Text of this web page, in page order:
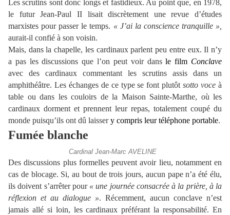
Les scrutins sont donc longs et fastidieux. Au point que, en 1978,
le futur Jean-Paul II lisait discrètement une revue d’études
marxistes pour passer le temps. « J’ai la conscience tranquille »,
aurait-il confié à son voisin.
Mais, dans la chapelle, les cardinaux parlent peu entre eux. Il n’y
a pas les discussions que l’on peut voir dansle film Conclave
avec des cardinaux commentant les scrutins assis dans un
amphithéâtre. Les échanges de ce type se font plutôtsotto voce à
table ou dans les couloirs de la Maison Sainte-Marthe, où les
cardinaux dorment et prennent leur repas, totalement coupé du
monde puisqu’ils ont dû laissery compris leur téléphone portable.
Fumée blanche
Cardinal Jean-Marc AVELINE
Des discussions plus formelles peuvent avoir lieu, notamment en
cas de blocage. Si, au bout de trois jours, aucun pape n’a été élu,
ils doivent s’arrêter pour « une journée consacrée à la prière, à la
réflexion et au dialogue ». Récemment, aucun conclave n’est
jamais allé si loin, les cardinaux préférant la responsabilité. En